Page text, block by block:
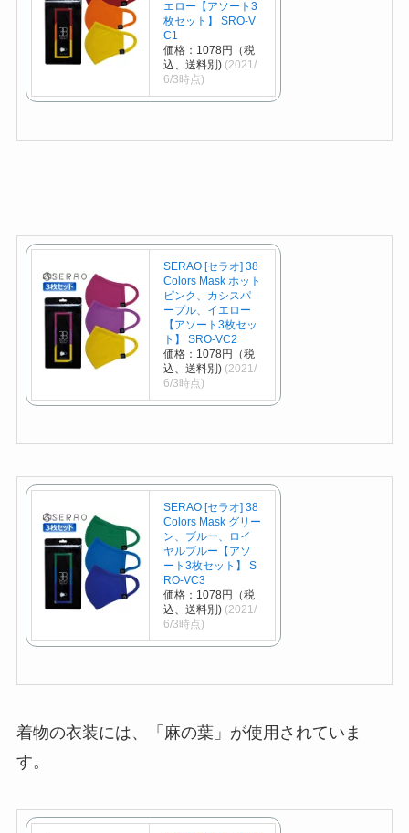
エロー【アソート3
枚セット】 SRO-V
C1
価格：1078円（税
込、送料別) (2021/
6/3時点)
SERAO [セラオ] 38
Colors Mask ホット
ピンク、カシスパ
ープル、イエロー
【アソート3枚セッ
ト】 SRO-VC2
価格：1078円（税
込、送料別) (2021/
6/3時点)
SERAO [セラオ] 38
Colors Mask グリー
ン、ブルー、ロイ
ヤルブルー【アソ
ート3枚セット】 S
RO-VC3
価格：1078円（税
込、送料別) (2021/
6/3時点)
着物の衣装には、「麻の葉」が使用されていま
す。